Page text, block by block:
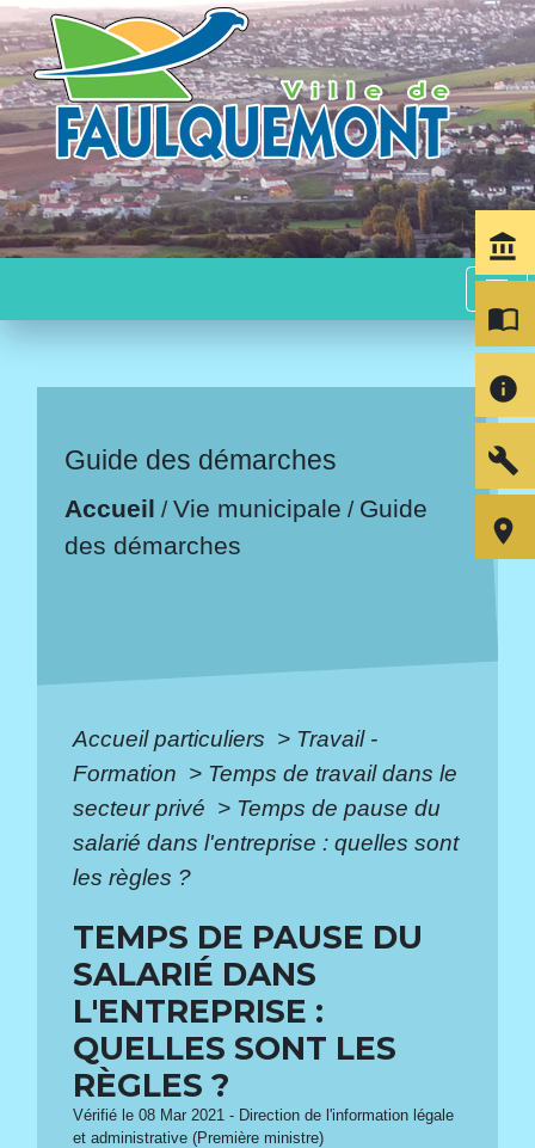
menu
Guide des démarches
Accueil /Vie municipale / Guide
des démarches
Accueil particuliers > Travail -
Formation > Temps de travail dans le
secteur privé > Temps de pause du
salarié dans l'entreprise : quelles sont
les règles ?
TEMPS DE PAUSE DU
SALARIÉ DANS
L'ENTREPRISE :
QUELLES SONT LES
RÈGLES ?
Vérifié le 08 Mar 2021 - Direction de l'information légale
et administrative (Première ministre)
account_balance
import_contacts
info
build
room